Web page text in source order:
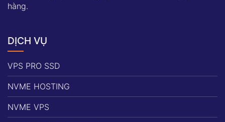
hàng.
DỊCH VỤ
VPS PRO SSD
NVME HOSTING
NVME VPS